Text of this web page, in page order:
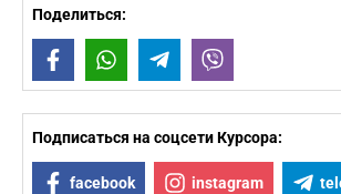
Поделиться:
FacebookWhatsAppTelegram
Подписаться на соцсети Курсора:
facebook instagram